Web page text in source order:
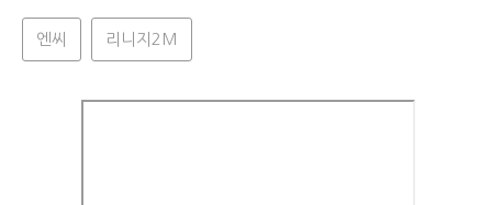
엔씨 리니지2M